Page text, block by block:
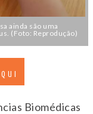
ainda são uma
(Foto: Reprodução)
Biomédicas